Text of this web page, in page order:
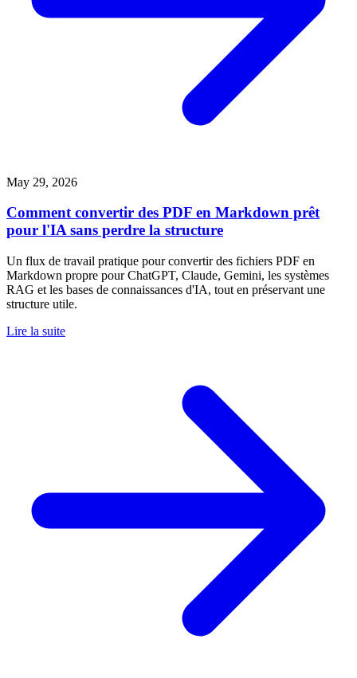
May 29, 2026
Comment convertir des PDF en Markdown prêt
pour l'IA sans perdre la structure
Un flux de travail pratique pour convertir des fichiers PDF en
Markdown propre pour ChatGPT, Claude, Gemini, les systèmes
RAG et les bases de connaissances d'IA, tout en préservant une
structure utile.
Lire la suite